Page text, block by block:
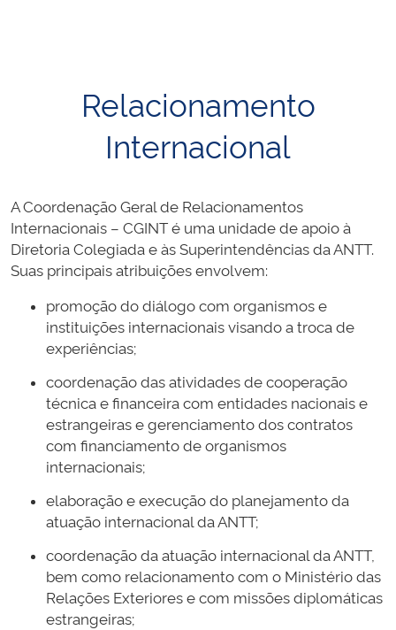
Relacionamento
Internacional
A Coordenação Geral de Relacionamentos
Internacionais – CGINT é uma unidade de apoio à
Diretoria Colegiada e às Superintendências da ANTT.
Suas principais atribuições envolvem:
promoção do diálogo com organismos e
instituições internacionais visando a troca de
experiências;
coordenação das atividades de cooperação
técnica e financeira com entidades nacionais e
estrangeiras e gerenciamento dos contratos
com financiamento de organismos
internacionais;
elaboração e execução do planejamento da
atuação internacional da ANTT;
coordenação da atuação internacional da ANTT,
bem como relacionamento com o Ministério das
Relações Exteriores e com missões diplomáticas
estrangeiras;